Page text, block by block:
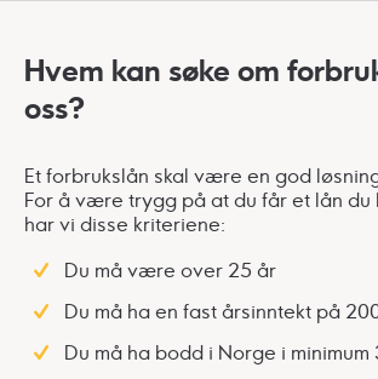
Hvem kan søke om
oss?
Et forbrukslån skal være en god
For å være trygg på at du får et lån du
har vi disse kriteriene:
Du må være over 25 år
Du må ha en fast årsinntekt på
Du må ha bodd i Norge i minimum